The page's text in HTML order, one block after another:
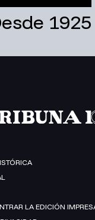
1925
LA EDICIÓN